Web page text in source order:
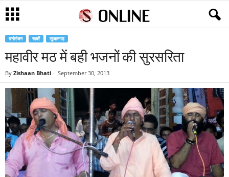
मनोरंजन खबरें सुजानगढ़
महावीर मठ में बही भजनों की सुरसरिता
By Zishaan Bhati - September 30, 2013